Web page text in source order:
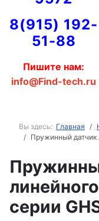
8(915) 192-
51-88
Пишите нам:
info@Find-tech.ru
Вы здесь: Главная
Пружинный датчик
серии